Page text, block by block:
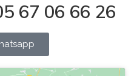
67 06 66 26